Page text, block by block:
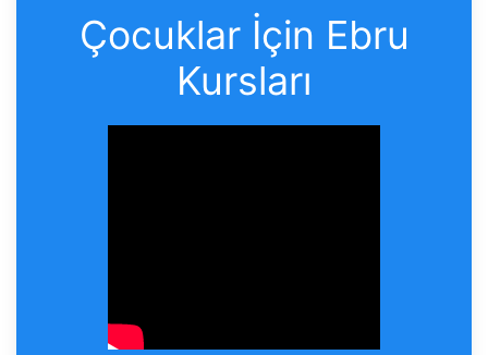
Çocuklar İçin Ebru
Kursları